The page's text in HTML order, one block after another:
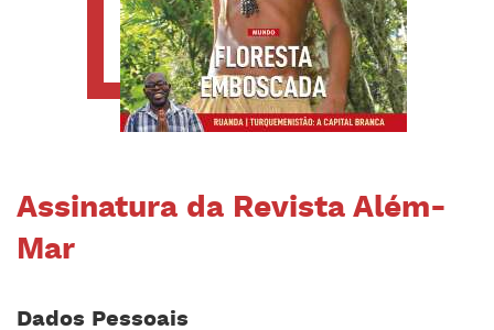
Assinatura da Revista Além-
Mar
Dados Pessoais